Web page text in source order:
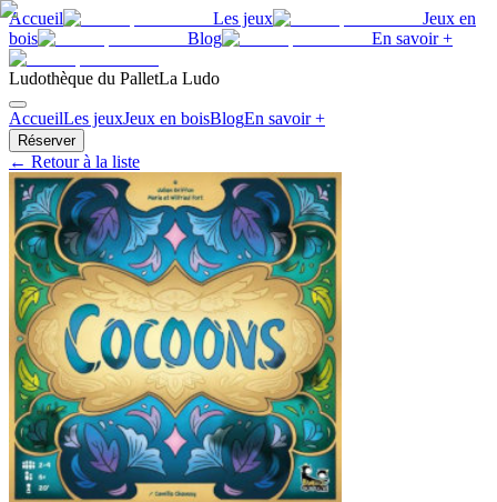
Accueil Les jeux
Jeux en
bois
Blog En savoir +
Ludothèque du PalletLa Ludo
AccueilLes jeuxJeux en boisBlogEn savoir +
Réserver
← Retour à la liste